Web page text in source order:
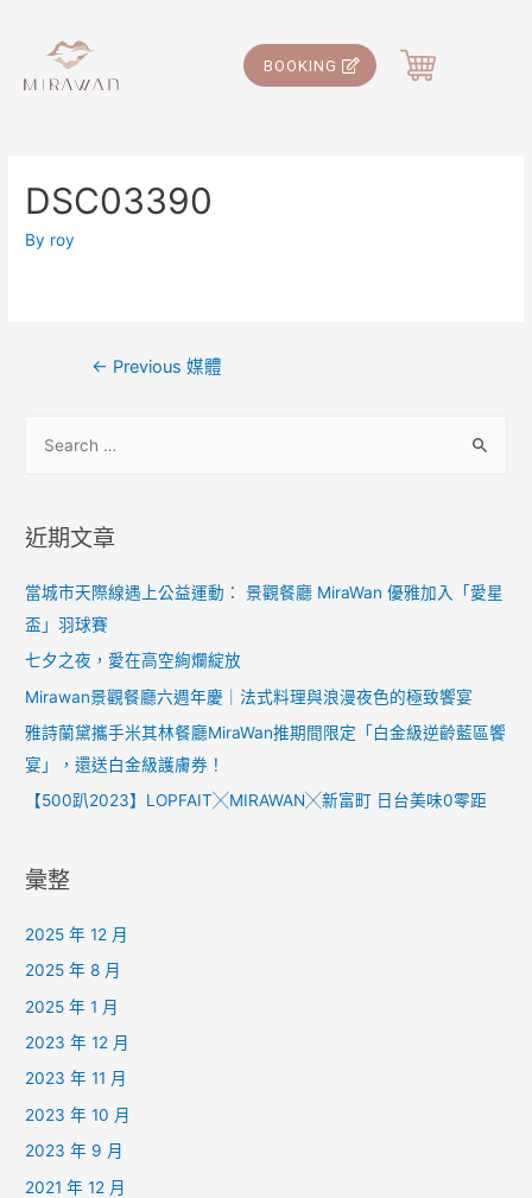
BOOKING
DSC03390
By roy
← Previous 媒體
近期文章
當城市天際線遇上公益運動： 景觀餐廳 MiraWan 優雅加入「愛星
盃」羽球賽
七夕之夜，愛在高空絢爛綻放
Mirawan景觀餐廳六週年慶｜法式料理與浪漫夜色的極致饗宴
雅詩蘭黛攜手米其林餐廳MiraWan推期間限定「白金級逆齡藍區饗
宴」，還送白金級護膚券！
【500趴2023】LOPFAIT╳MIRAWAN╳新富町 日台美味0零距
彙整
2025 年 12 月
2025 年 8 月
2025 年 1 月
2023 年 12 月
2023 年 11 月
2023 年 10 月
2023 年 9 月
2021 年 12 月